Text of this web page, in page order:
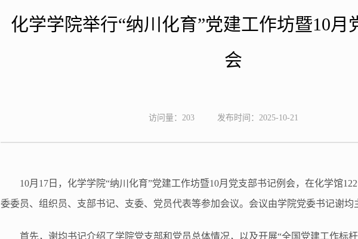
化学学院举行“纳川化育”党建工作坊暨10月
会
访问量： 203 发布时间：2025-10-21
10月 17 日，化学学院“纳川化育”党建工作坊暨10月党支部书记例会， 在化学馆
委委员、组织员、支部书记、支委、党员代表等参加会议。 会议由学院党委书记谢均
首先，谢均书记介绍了学院党支部和党员总体情况，以及开展“全国党建工作标